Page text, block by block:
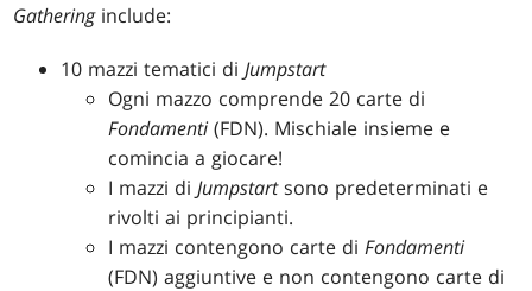
Gatheringinclude:
10 mazzi tematici diJumpstart
Ogni mazzo comprende 20 carte di
Fondamenti (FDN). Mischiale insieme e
comincia a giocare!
I mazzi diJumpstartsono predeterminati e
rivolti ai principianti.
I mazzi contengono carte diFondamenti
(FDN) aggiuntive e non contengono carte di